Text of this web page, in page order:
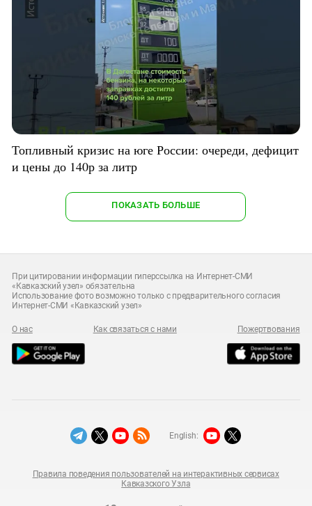
Топливный кризис на юге России: очереди, дефицит
и цены до 140р за литр
ПОКАЗАТЬ БОЛЬШЕ
При цитировании информации гиперссылка на Интернет-СМИ
«Кавказский узел» обязательна
Использование фото возможно только с предварительного согласия
Интернет-СМИ «Кавказский узел»
О нас Как связаться с нами Пожертвования
Правила поведения пользователей на интерактивных сервисах
Кавказского Узла
English: